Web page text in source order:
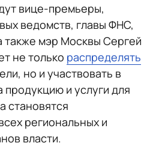
вице-премьеры,
ведомств, главы ФНС,
мэр Москвы Сергей
не только распределять
но и участвовать в
и услуги для
становятся
региональных и
власти.